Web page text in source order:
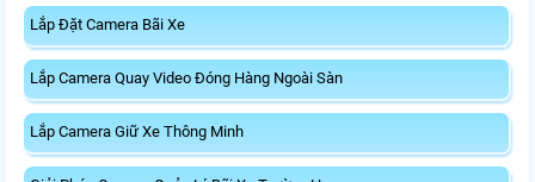
Lắp Đặt Camera Bãi Xe
Lắp Camera Quay Video Đóng Hàng Ngoài Sàn
Lắp Camera Giữ Xe Thông Minh